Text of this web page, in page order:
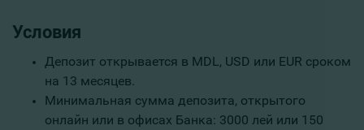
Условия
Депозит открывается в MDL, USD или EUR сроком
на 13 месяцев.
Минимальная сумма депозита, открытого
онлайн или в офисах Банка: 3000 лей или 150